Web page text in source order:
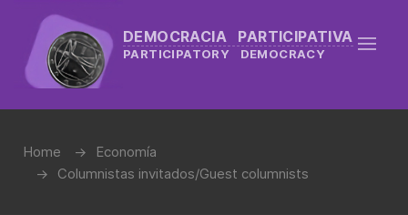
DEMOCRACIA PARTICIPATIVA
PARTICIPATORY DEMOCRACY
Home
Economía
Columnistas invitados/Guest columnists